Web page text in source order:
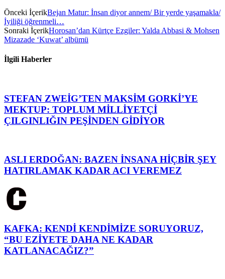
Önceki İçerikBejan Matur: İnsan diyor annem/ Bir yerde yaşamakla/
İyiliği öğrenmeli…
Sonraki İçerikHorosan’dan Kürtçe Ezgiler: Yalda Abbasi & Mohsen
Mizazade ‘Kuwat’ albümü
İlgili Haberler
STEFAN ZWEİG’TEN MAKSİM GORKİ’YE
MEKTUP: TOPLUM MİLLİYETÇİ
ÇILGINLIĞIN PEŞİNDEN GİDİYOR
ASLI ERDOĞAN: BAZEN İNSANA HİÇBİR ŞEY
HATIRLAMAK KADAR ACI VEREMEZ
KAFKA: KENDİ KENDİMİZE SORUYORUZ,
“BU EZİYETE DAHA NE KADAR
KATLANACAĞIZ?”